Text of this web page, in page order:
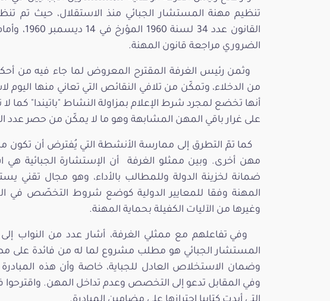
القانون
الضروري مراجعة قانون المهنة.
وثمن رئيس الغرفة المقترح المعروض لما جاء فيه من
من الدخلاء، وتمكّن من تلافي النقائص التي تعاني منها
أنها تخضع لمجرد شرط الإعلام بمزاولة النشاط "باتيندا" كما
على غرار باقي المهن المشابهة وهو ما لا يمكّن من حصر عدد
كما تمّ التطرق إلى ممارسة الأنشطة التي يُفترض أن
مهن أخرى. وبين ممثلو الغرفة أن الإستشارة الجبائية هي
ضمانة لخزينة الدولة وللمطالب بالأداء، وهو مجال تقني
المهنة وفقا للمعايير الدولية كوضع شروط التخصّص في
وغيرها من الآليات الكفيلة بحماية المهنة.
وفي تفاعلهم مع ممثلي الغرفة، أشار عدد من النواب إلى
المستشار الجبائي هو مطلب مشروع لما له من فائدة على
وضمان الاستخلاص العادل للجباية، خاصة وأن هذه
وفي المقابل تدعو إلى التخصص وعدم تداخل المهن. واقترحوا